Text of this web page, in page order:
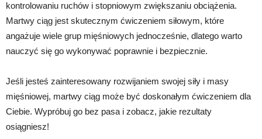
kontrolowaniu ruchów i stopniowym zwiększaniu obciążenia.
Martwy ciąg jest skutecznym ćwiczeniem siłowym, które
angażuje wiele grup mięśniowych jednocześnie, dlatego warto
nauczyć się go wykonywać poprawnie i bezpiecznie.
Jeśli jesteś zainteresowany rozwijaniem swojej siły i masy
mięśniowej, martwy ciąg może być doskonałym ćwiczeniem dla
Ciebie. Wypróbuj go bez pasa i zobacz, jakie rezultaty
osiągniesz!